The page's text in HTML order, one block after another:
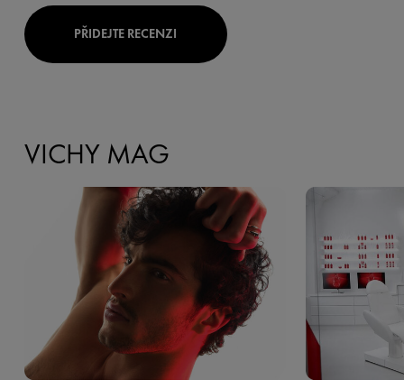
PŘIDEJTE RECENZI
VICHY MAG